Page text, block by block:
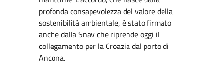
profonda consapevolezza del valore della
sostenibilità ambientale, è stato firmato
anche dalla Snav che riprende oggi il
collegamento per la Croazia dal porto di
Ancona.